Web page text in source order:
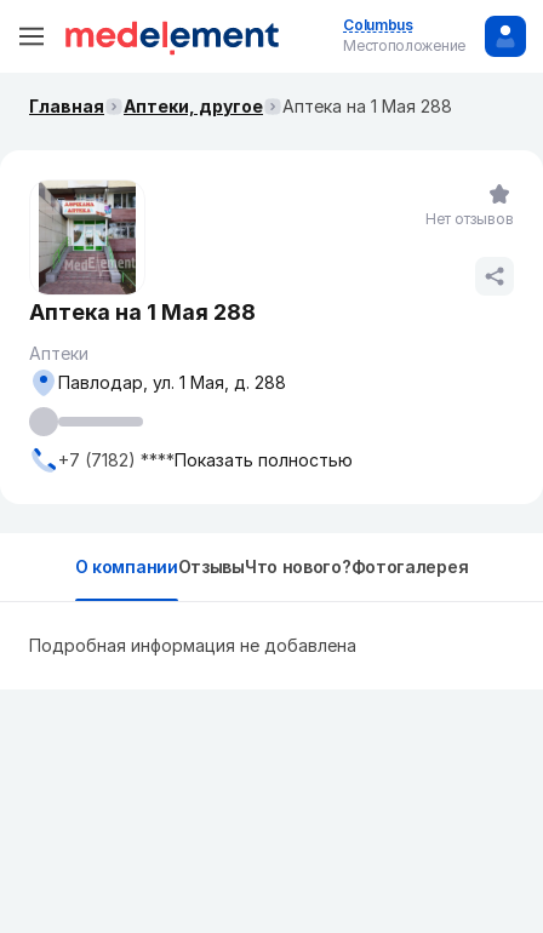
Columbus
Местоположение
Главная Аптеки, другое Аптека на 1 Мая 288
Аптека на 1 Мая 288
Аптеки
Павлодар, ул. 1 Мая, д. 288
+7 (7182) ****Показать полностью
Нет отзывов
О компанииОтзывыЧто нового?Фотогалерея
Подробная информация не добавлена